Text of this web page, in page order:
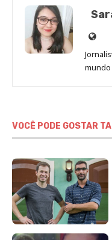
Site
de
VOCÊ PODE GOSTAR